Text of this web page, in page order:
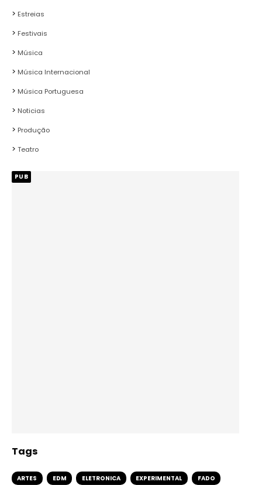
Estreias
Festivais
Música
Música Internacional
Música Portuguesa
Noticias
Produção
Teatro
PUB
Tags
ARTES EDM ELETRONICA EXPERIMENTAL FADO